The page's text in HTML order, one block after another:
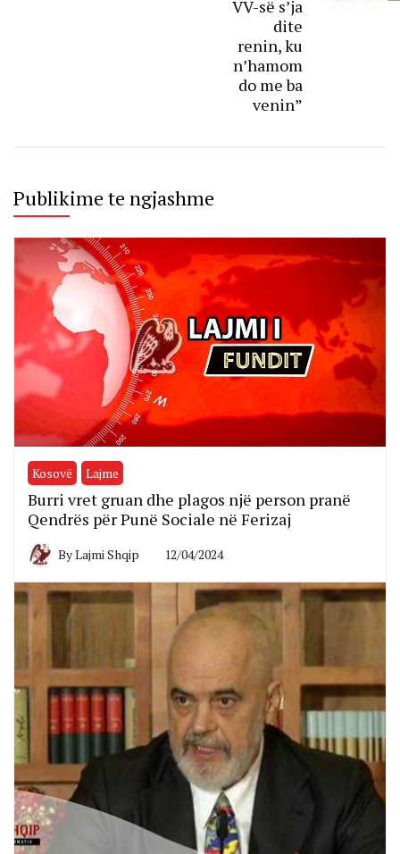
VV-së s’ja
dite
renin, ku
n’hamom
do me ba
venin”
Publikime te ngjashme
Kosovë Lajme
Burri vret gruan dhe plagos një person pranë
Qendrës për Punë Sociale në Ferizaj
ByLajmi Shqip 12/04/2024